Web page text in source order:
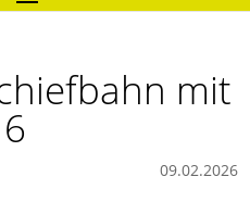
mit
09.02.2026